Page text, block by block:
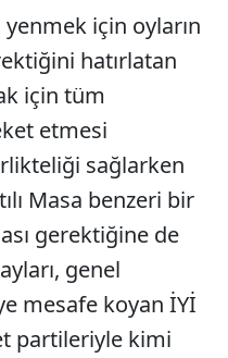
için oyların
hatırlatan
için tüm
etmesi
sağlarken
Masa benzeri bir
gerektiğine de
genel
mesafe koyan İYİ
partileriyle kimi